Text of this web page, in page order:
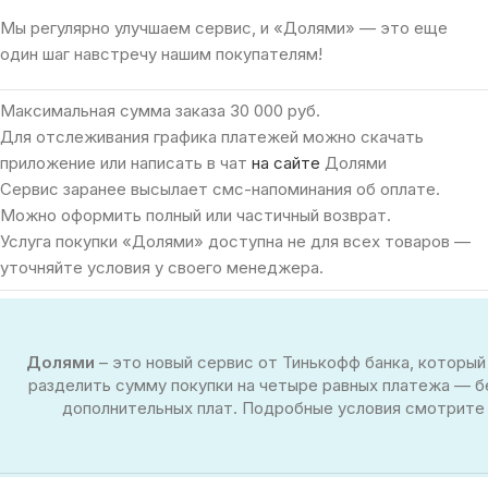
Мы регулярно улучшаем сервис, и «Долями» — это еще
один шаг навстречу нашим покупателям!
Максимальная сумма заказа 30 000 руб.
Для отслеживания графика платежей можно скачать
приложение или написать в чат на сайте Долями
Сервис заранее высылает смс-напоминания об оплате.
Можно оформить полный или частичный возврат.
Услуга покупки «Долями» доступна не для всех товаров —
уточняйте условия у своего менеджера.
Долями – это новый сервис от Тинькофф банка,
разделить сумму покупки на четыре равных платежа —
дополнительных плат. Подробные условия